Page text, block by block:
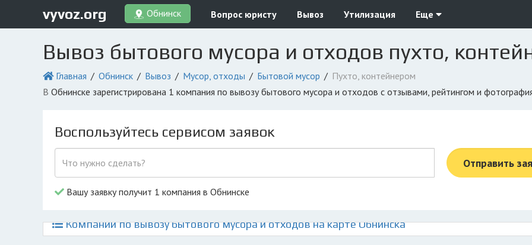
vyvoz.org Обнинск Вопрос юристу Вывоз Утилизация Еще
Вывоз бытового мусора и отходов пухто,
Главная Обнинск Вывоз Мусор, отходы Бытовой мусор
Пухто, контейнером
в Обнинске зарегистрирована 1 компания по вывозу бытового мусора и отходов с отзывами, рейтингом и
Воспользуйтесь сервисом заявок
Отправить
Вашу заявку получит 1 компания в Обнинске
Компании по вывозу бытового мусора и отходов на карте Обнинска